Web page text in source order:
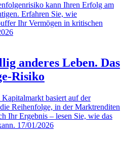
kann Ihren Erfolg am
Erfahren Sie, wie
Ihr Vermögen in kritischen
anderes Leben. Das
Risiko
basiert auf der
Reihenfolge, in der Marktrenditen
Ihr Ergebnis – lesen Sie, wie das
17/01/2026